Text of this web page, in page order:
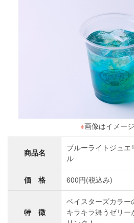
※画像はイメー
商品名 ブルーライトジュエ
ル
価 格 600円(税込み)
特 徴
ベイスターズカラー
キラキラ舞うゼリー